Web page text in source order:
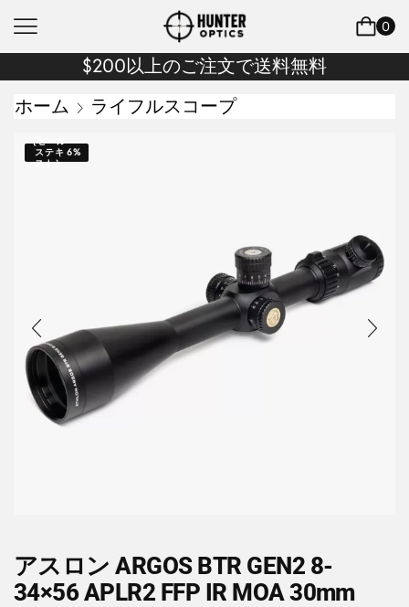
0
$200以上のご注文で送料無料
ホーム
ライフルスコープ
{セール
ステキ
スト｝
6%
アスロン ARGOS BTR GEN2 8-
34×56 APLR2 FFP IR MOA 30mm